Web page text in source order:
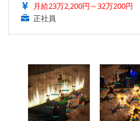
月給23万2,200円～32万200円
正社員